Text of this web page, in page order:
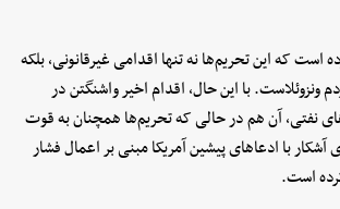
است که این تحریم‌ها نه تنها اقدامی غیرقانونی، بلکه
ونزوئلاست. با این حال، اقدام اخیر واشنگتن در
نفتی، آن هم در حالی که تحریم‌ها همچنان به قوت
با ادعاهای پیشین آمریکا مبنی بر اعمال فشار
است.